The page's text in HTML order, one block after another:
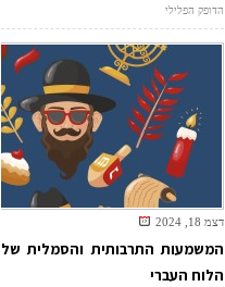
הדופק הפלילי
דצמ 18, 2024
המשמעות התרבותית והסמלית של
הלוח העברי